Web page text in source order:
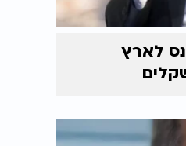
לארץ